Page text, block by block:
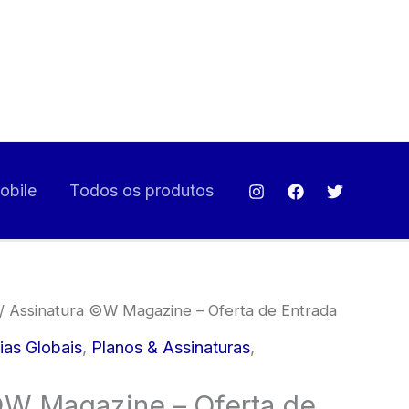
Todos os produtos
/ Assinatura ©W Magazine – Oferta de Entrada
Globais, Planos & Assinaturas,
Oferta
Entrada